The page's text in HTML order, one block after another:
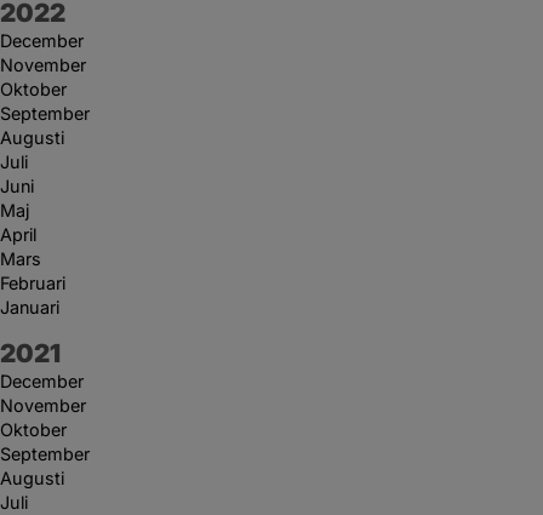
År:
2022
December
November
Oktober
September
Augusti
Juli
Juni
Maj
April
Mars
Februari
Januari
År:
2021
December
November
Oktober
September
Augusti
Juli